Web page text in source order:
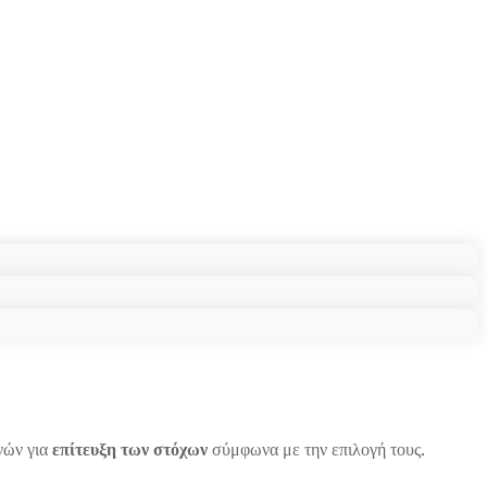
για επίτευξη των στόχων σύμφωνα με την επιλογή τους.